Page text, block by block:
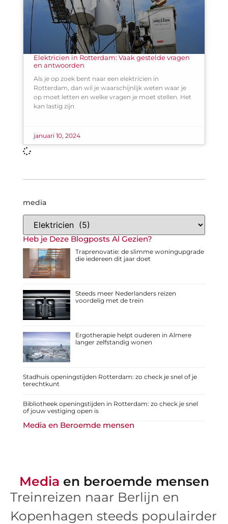
media
Heb je Deze Blogposts Al Gezien?
Traprenovatie: de slimme woningupgrade
die iedereen dit jaar doet
Steeds meer Nederlanders reizen
voordelig met de trein
Ergotherapie helpt ouderen in Almere
langer zelfstandig wonen
Stadhuis openingstijden Rotterdam: zo check je snel of je
terechtkunt
Bibliotheek openingstijden in Rotterdam: zo check je snel
of jouw vestiging open is
Media en Beroemde mensen
Elektricien in Rotterdam: Vaak gestelde vragen
en antwoorden
Als je op zoek bent naar een elektricien in
Rotterdam, dan wil je waarschijnlijk weten waar je
op moet letten en welke vragen je moet stellen. Het
kan lastig zijn
januari 10, 2024
Media en beroemde mensen
Treinreizen naar Berlijn en
Kopenhagen steeds populairder